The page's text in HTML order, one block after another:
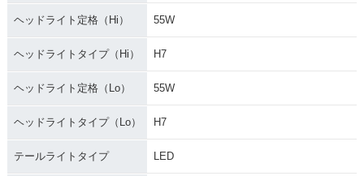
ヘッドライト定格（Hi） 55W
ヘッドライトタイプ（Hi） H7
ヘッドライト定格（Lo） 55W
ヘッドライトタイプ（Lo） H7
テールライトタイプ LED